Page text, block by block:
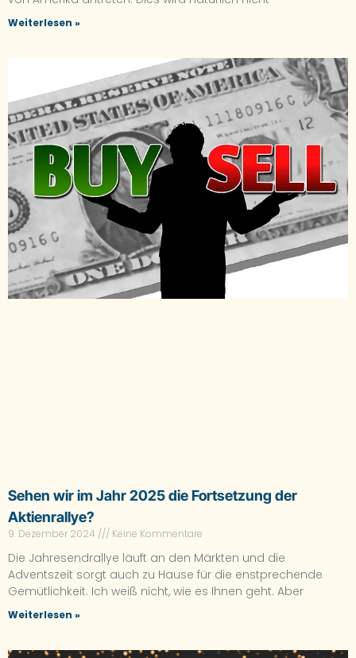
Weiterlesen »
Sehen wir im Jahr 2025 die Fortsetzung der
Aktienrallye?
9. Dezember 2024 Keine Kommentare
Die Jahresendrallye läuft an den Märkten und die
Adventszeit sorgt auch zu Hause für die enstprechende
Gemütlichkeit. Ich weiß nicht, wie es Ihnen geht. Aber
Weiterlesen »